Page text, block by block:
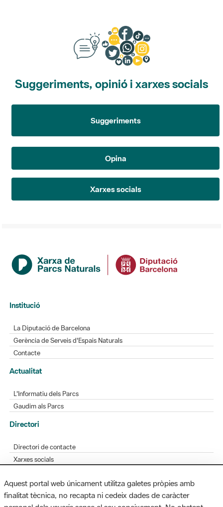
Suggeriments, opinió i xarxes socials
Suggeriments
Opina
Xarxes socials
Institució
La Diputació de Barcelona
Gerència de Serveis d'Espais Naturals
Contacte
Actualitat
L'Informatiu dels Parcs
Gaudim als Parcs
Directori
Directori de contacte
Xarxes socials
Bústia de suggeriments
Opineu sobre els parcs
Aquest portal web únicament utilitza galetes pròpies amb
finalitat tècnica, no recapta ni cedeix dades de caràcter